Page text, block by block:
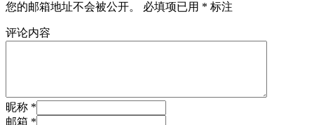
您的邮箱地址不会被公开。 必填项已用 * 标注
评论内容
昵称 *
邮箱 *